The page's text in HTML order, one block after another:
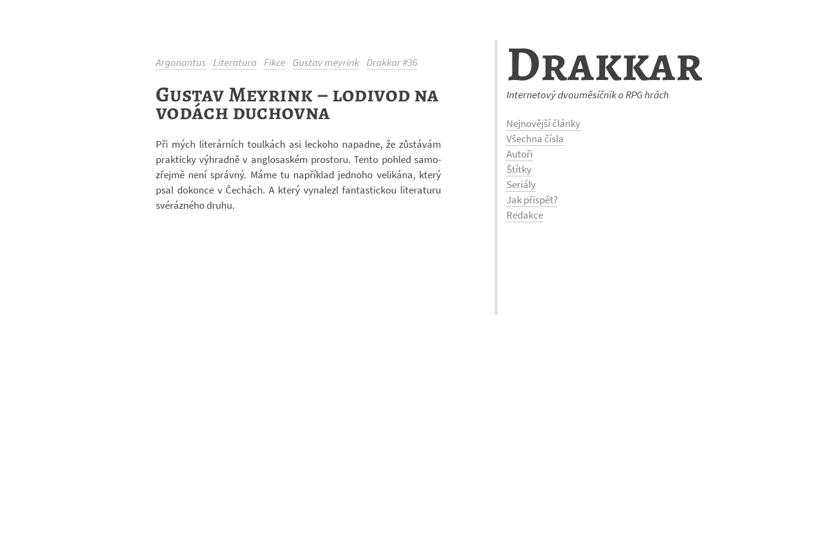
Drakkar
Internetový dvouměsíčník o RPG hrách
Nejnovější články
Všechna čísla
Autoři
Štítky
Seriály
Jak přispět?
Redakce
Argonantus Literatura Fikce Gustav meyrink Drakkar #36
Gustav Meyrink – lodivod na
vodách duchovna
Při mých li­te­rár­ních toul­kách asi lec­koho na­padne, že zů­stá­vám
prak­ticky vý­hradně v an­g­lo­sas­kém pro­storu. Tento po­hled sa­mo­
zřejmě není správný. Máme tu na­pří­klad jed­noho ve­li­kána, který
psal do­konce v Če­chách. A který vy­na­lezl fan­tas­tic­kou li­te­ra­turu
své­ráz­ného druhu.